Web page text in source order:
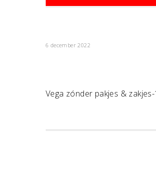
6 december 2022
Vega zónder pakjes &